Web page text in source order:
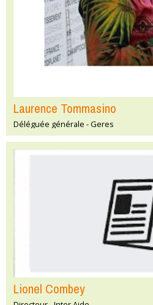
Laurence Tommasino
Déléguée générale - Geres
Lionel Combey